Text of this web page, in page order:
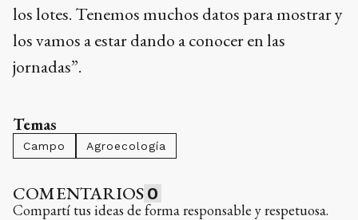
los lotes. Tenemos muchos datos para mostrar y
los vamos a estar dando a conocer en las
jornadas”.
Temas
Campo Agroecología
COMENTARIOS 0
Compartí tus ideas de forma responsable y respetuosa.